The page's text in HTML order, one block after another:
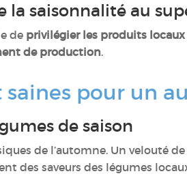
la saisonnalité au
de privilégier les produits
de production.
saines pour un
de saison
de l’automne. Un velouté
des saveurs des légumes